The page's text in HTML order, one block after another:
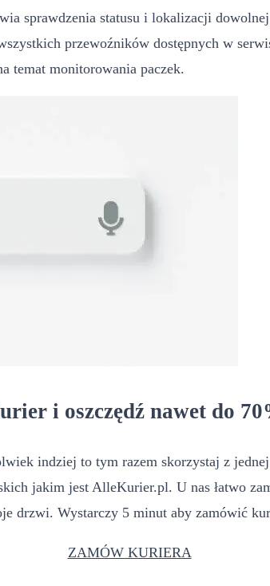
sprawdzenia statusu i lokalizacji
przewoźników dostępnych w
temat monitorowania paczek.
i oszczędź nawet do
indziej to tym razem skorzystaj z
jakim jest AlleKurier.pl. U nas łatwo
drzwi. Wystarczy 5 minut aby zamówić
ZAMÓW KURIERA